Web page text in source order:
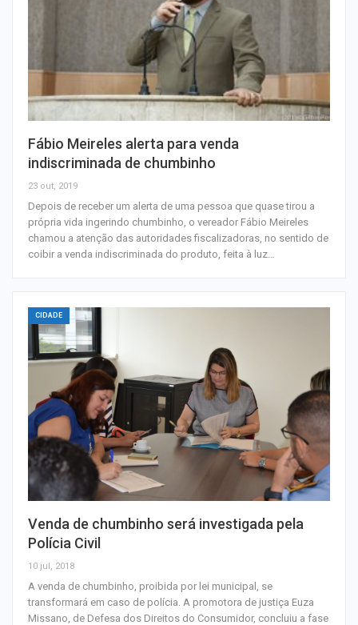
Fábio Meireles alerta para venda
indiscriminada de chumbinho
23 out, 2019
Depois de receber um alerta de uma pessoa que quase tirou a
própria vida ingerindo chumbinho, o vereador Fábio Meireles
chamou a atenção das autoridades fiscalizadoras, no sentido de
coibir a venda indiscriminada do produto, feita à luz…
CIDADE
Venda de chumbinho será investigada pela
Polícia Civil
10 jul, 2018
A venda de chumbinho, proibida por lei municipal, se
transformará em caso de polícia. A promotora de justiça Euza
Missano, de Defesa dos Direitos do Consumidor, concluiu a fase